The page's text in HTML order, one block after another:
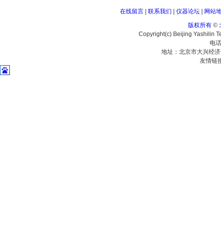
在线留言| 联系我们 仪器论坛|
网站
版权所有©
Copyright(c) Beijing Yashilin
电
地址：北京市大兴经
友情链